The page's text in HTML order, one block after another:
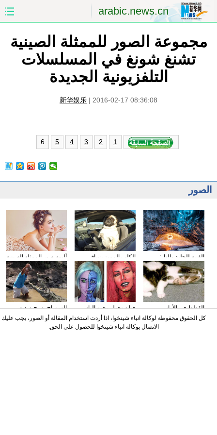
arabic.news.cn
الصين الصفحة الأولى
الشرق الأوسط العالم
الصين والعالم العربي
الرياضة السياحة والبيئة
مؤتمر صحفى للخارجية
مجموعة الصور للممثلة الصينية
تشنغ شونغ في المسلسلات
التلفزيونية الجديدة
新华娱乐 | 2016-02-17 08:36:08
1
2
3
4
5
6
الصور
ألبوم صور الممثلة الصينية
سون تشيان
الكلب المميز يساق
السيارات
الغنية للجليد والنار:
المصور يلتقط صورا في
الأنهار الجليدية
التمساح يصبح صديق
الناس في كوستا ريكا
فنانة تحول وجوه الناس
إلى الشخصيات الكرتونية
باستخدام الماكياج
القطط في الأواني
الزجاجية
كل الحقوق محفوظة لوكالة انباء شينخوا، اذا أردت استخدام المقالة أو الصور، يجب عليك
الاتصال بوكالة انباء شينخوا للحصول على الحق.